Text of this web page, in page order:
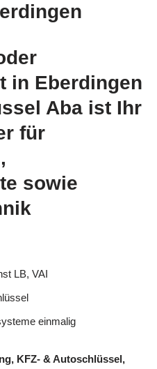
in Eberdingen
Aba ist Ihr
für
sowie
LB, VAI
einmalig
KFZ- & Autoschlüssel,